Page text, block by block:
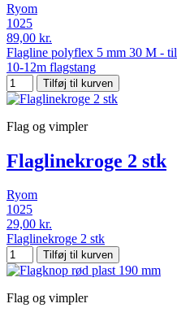
Ryom
1025
89,00 kr.
Flagline polyflex 5 mm 30 M - til
10-12m flagstang
Tilføj til kurven
Flag og vimpler
Flaglinekroge 2 stk
Ryom
1025
29,00 kr.
Flaglinekroge 2 stk
Tilføj til kurven
Flag og vimpler